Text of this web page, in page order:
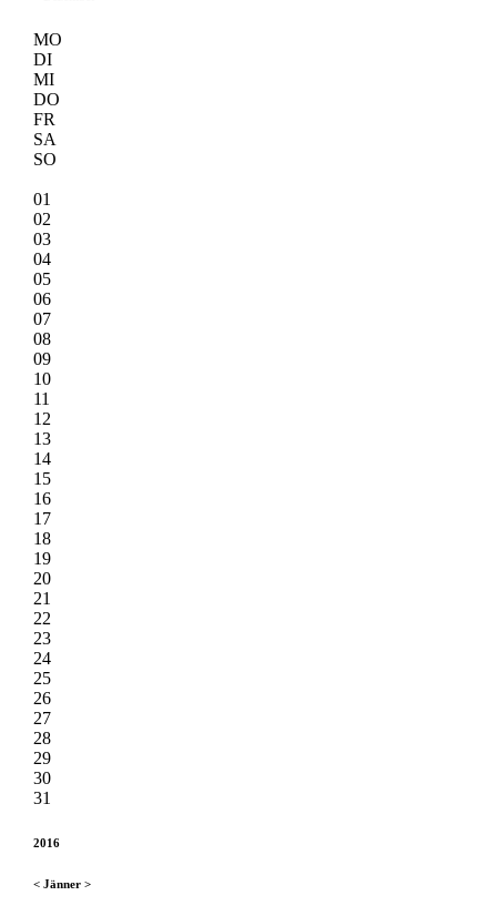
MO
DI
MI
DO
FR
SA
SO
01
02
03
04
05
06
07
08
09
10
11
12
13
14
15
16
17
18
19
20
21
22
23
24
25
26
27
28
29
30
31
2016
< Jänner >